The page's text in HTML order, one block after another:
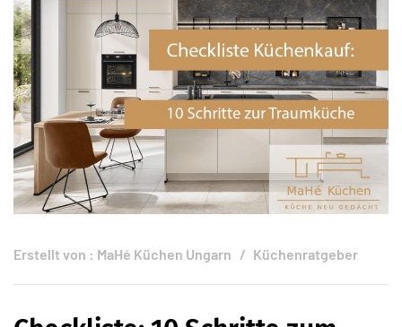
Erstellt von : MaHé Küchen Ungarn Küchenratgeber